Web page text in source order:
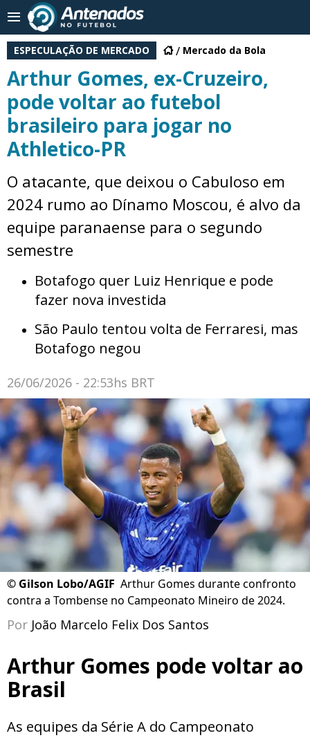
ESPECULAÇÃO DE MERCADO Mercado da Bola
Arthur Gomes, ex-Cruzeiro,
pode voltar ao futebol
brasileiro para jogar no
Athletico-PR
O atacante, que deixou o Cabuloso em
2024 rumo ao Dínamo Moscou, é alvo da
equipe paranaense para o segundo
semestre
Botafogo quer Luiz Henrique e pode
fazer nova investida
São Paulo tentou volta de Ferraresi, mas
Botafogo negou
26/06/2026 - 22:53hs BRT
© Gilson Lobo/AGIF Arthur Gomes durante confronto
contra a Tombense no Campeonato Mineiro de 2024.
Por João Marcelo Felix Dos Santos
Arthur Gomes pode voltar ao
Brasil
As equipes da Série A do Campeonato